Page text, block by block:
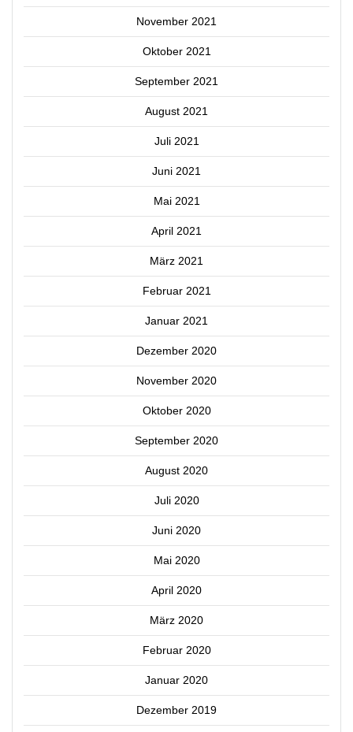
November 2021
Oktober 2021
September 2021
August 2021
Juli 2021
Juni 2021
Mai 2021
April 2021
März 2021
Februar 2021
Januar 2021
Dezember 2020
November 2020
Oktober 2020
September 2020
August 2020
Juli 2020
Juni 2020
Mai 2020
April 2020
März 2020
Februar 2020
Januar 2020
Dezember 2019